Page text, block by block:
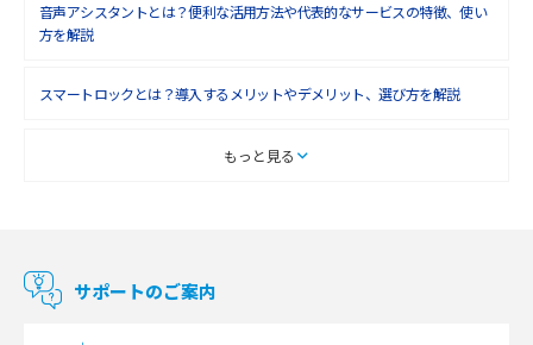
音声アシスタントとは？便利な活用方法や代表的なサービスの特徴、使い
方を解説
スマートロックとは？導入するメリットやデメリット、選び方を解説
スマートテレビとは？特徴や選び方、使い方をわかりやすく解説
マンションで使えるWi-Fiは？種類ごとの特徴や選び方を紹介
もっと見る
サポートのご案内